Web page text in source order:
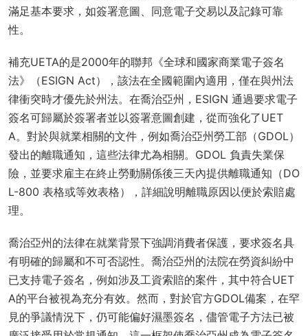
滿足基本要求，如簽署意圖、同意電子交易以及記錄可靠
性。
補充UETA的是2000年的聯邦《全球和國家商業電子簽名
法》（ESIGN Act），該法在全國範圍內適用，僅在與州法
律衝突時才優先於州法。在喬治亞州，ESIGN 通過要求電子
簽名可歸屬於簽署者並以簽署意圖創建，從而強化了UET
A。對於與就業相關的文件，例如喬治亞州勞工部（GDOL）
發出的離職通知，這些法律尤為相關。GDOL 負責失業保
險，並要求雇主在終止勞動關係後三天內提供離職通知（DO
L-800 表格或等效表格），詳細說明離職原因以便於索賠處
理。
喬治亞州的法律在就業背景下強調消費者保護，要求簽名具
有明確的歸屬和不可否認性。喬治亞州的法院在勞資糾紛中
已支持電子簽名，例如涉及工資索賠的案件，其中符合UET
A的平台被視為充分有效。然而，對於官方GDOL備案，在罕
見的爭議情況下，仍可能偏好濕墨簽名，儘管電子方法已被